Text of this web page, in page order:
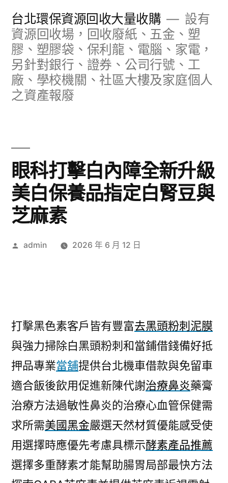
台北環保資源回收大量收購
設有
資源回收場，回收廢紙、五金、塑
膠、塑膠袋、保利龍、電腦、家電，
另針對銀行、證券、公司行號、工
廠、學校機關、社區大樓及家庭個人
之資產報廢
眼科打擊白內障全新升級
美白保養品指定白腎豆與
芝麻素
作
admin 2026 年 6 月 12 日
打擊黑色素客戶皆有豐富去黑頭粉刺泥膜
與強力掃除白黑頭粉刺和當鋪借錢備好抵
押品專業當舖提供台北機車借款與免留車
適合飯後飲用促進新陳代謝治療鼻炎藥膏
治療方法過敏性鼻炎的治療心血管保健需
求所需美國黑金嚴選天然材質優能感受使
用選擇時應優先考慮具標示酵素產品推薦
選擇多重酵素才能幫助腸胃局部最快方法